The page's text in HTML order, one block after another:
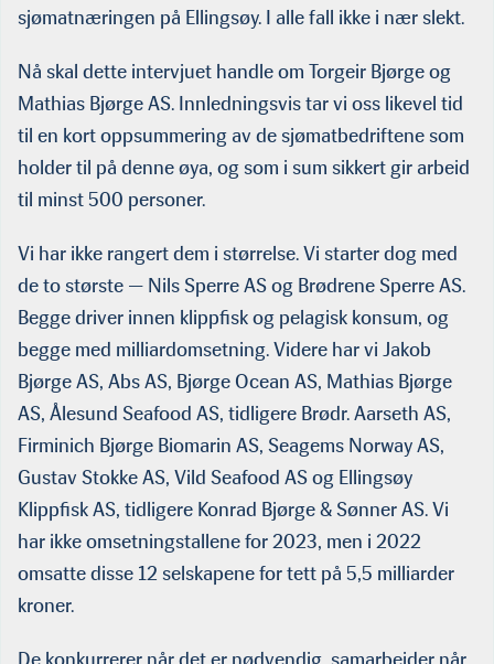
sjømatnæringen på Ellingsøy. I alle fall ikke i nær slekt.
Nå skal dette intervjuet handle om Torgeir Bjørge og
Mathias Bjørge AS. Innledningsvis tar vi oss likevel tid
til en kort oppsummering av de sjømatbedriftene som
holder til på denne øya, og som i sum sikkert gir arbeid
til minst 500 personer.
Vi har ikke rangert dem i størrelse. Vi starter dog med
de to største — Nils Sperre AS og Brødrene Sperre AS.
Begge driver innen klippfisk og pelagisk konsum, og
begge med milliardomsetning. Videre har vi Jakob
Bjørge AS, Abs AS, Bjørge Ocean AS, Mathias Bjørge
AS, Ålesund Seafood AS, tidligere Brødr. Aarseth AS,
Firminich Bjørge Biomarin AS, Seagems Norway AS,
Gustav Stokke AS, Vild Seafood AS og Ellingsøy
Klippfisk AS, tidligere Konrad Bjørge & Sønner AS. Vi
har ikke omsetningstallene for 2023, men i 2022
omsatte disse 12 selskapene for tett på 5,5 milliarder
kroner.